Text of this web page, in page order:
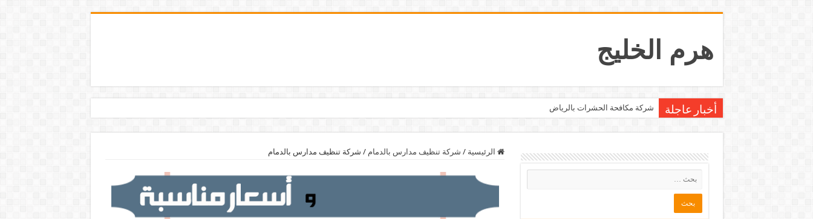
هرم الخليج
أخبار عاجلة شركة مكافحة الحشرات بالرياض
الرئيسية / شركة تنظيف مدارس بالدمام / شركة تنظيف مدارس بالدمام